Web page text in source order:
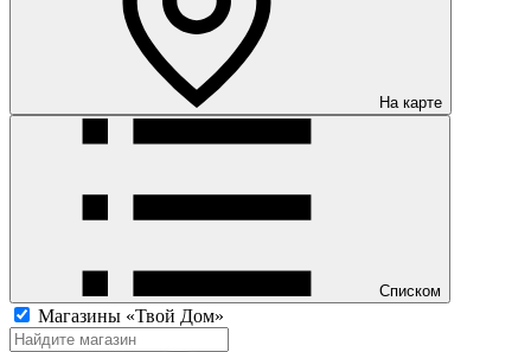
На карте
Списком
Магазины «Твой Дом»